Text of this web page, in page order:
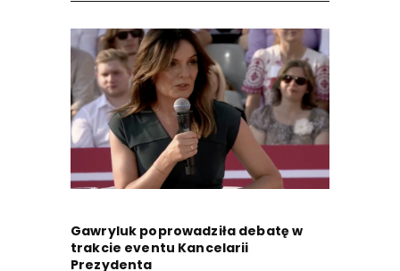
Gawryluk poprowadziła debatę w
trakcie eventu Kancelarii
Prezydenta